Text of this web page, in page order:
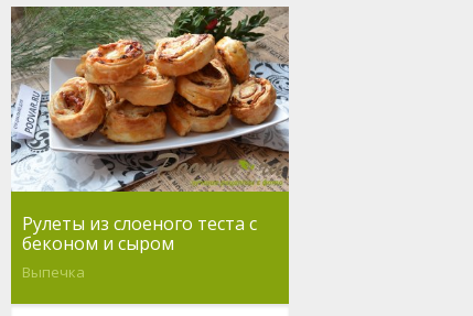
Рулеты из слоеного теста с
беконом и сыром
Выпечка